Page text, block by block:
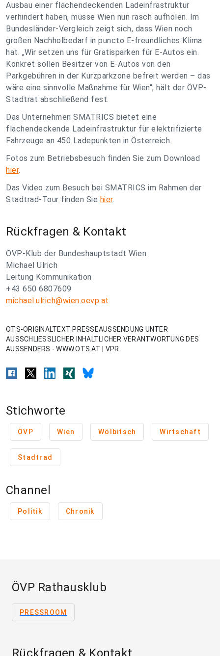
Ausbau einer flächendeckenden Ladeinfrastruktur
verhindert haben, müsse Wien nun rasch aufholen. Im
Bundesländer-Vergleich zeigt sich, dass Wien noch
großen Nachholbedarf in puncto E-freundliches Klima
hat. „Wir setzen uns für Gratisparken für E-Autos ein.
Konkret sollen Besitzer von E-Autos von den
Parkgebühren in der Kurzparkzone befreit werden – das
wäre eine sinnvolle Maßnahme für Wien“, hält der ÖVP-
Stadtrat abschließend fest.
Das Unternehmen SMATRICS bietet eine
flächendeckende Ladeinfrastruktur für elektrifizierte
Fahrzeuge an 450 Ladepunkten in Österreich.
Fotos zum Betriebsbesuch finden Sie zum Download
hier.
Das Video zum Besuch bei SMATRICS im Rahmen der
Stadtrad-Tour finden Sie hier.
Rückfragen & Kontakt
ÖVP-Klub der Bundeshauptstadt Wien
Michael Ulrich
Leitung Kommunikation
+43 650 6807609
michael.ulrich@wien.oevp.at
OTS-ORIGINALTEXT PRESSEAUSSENDUNG UNTER
AUSSCHLIESSLICHER INHALTLICHER VERANTWORTUNG DES
AUSSENDERS - WWW.OTS.AT | VPR
Stichworte
ÖVP Wien Wölbitsch Wirtschaft
Stadtrad
Channel
Politik Chronik
ÖVP Rathausklub
PRESSROOM
Rückfragen & Kontakt